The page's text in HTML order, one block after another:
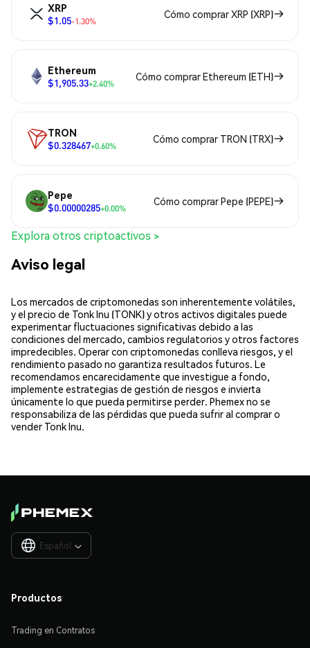
XRP
$1.05-1.30%
Cómo comprar XRP (XRP)
Ethereum
$1,905.33+2.40%
Cómo comprar Ethereum (ETH)
TRON
$0.328467+0.60%
Cómo comprar TRON (TRX)
Pepe
$0.00000285+0.00%
Cómo comprar Pepe (PEPE)
Explora otros criptoactivos >
Aviso legal
Los mercados de criptomonedas son inherentemente volátiles,
y el precio de Tonk Inu (TONK) y otros activos digitales puede
experimentar fluctuaciones significativas debido a las
condiciones del mercado, cambios regulatorios y otros factores
impredecibles. Operar con criptomonedas conlleva riesgos, y el
rendimiento pasado no garantiza resultados futuros. Le
recomendamos encarecidamente que investigue a fondo,
implemente estrategias de gestión de riesgos e invierta
únicamente lo que pueda permitirse perder. Phemex no se
responsabiliza de las pérdidas que pueda sufrir al comprar o
vender Tonk Inu.
Español 
Productos
Trading en Contratos